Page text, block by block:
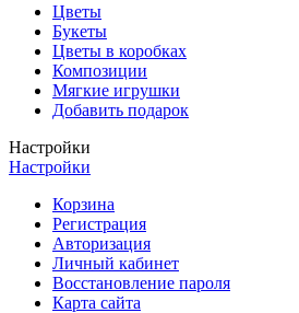
Цветы
Букеты
Цветы в коробках
Композиции
Мягкие игрушки
Добавить подарок
Настройки
Настройки
Корзина
Регистрация
Авторизация
Личный кабинет
Восстановление пароля
Карта сайта